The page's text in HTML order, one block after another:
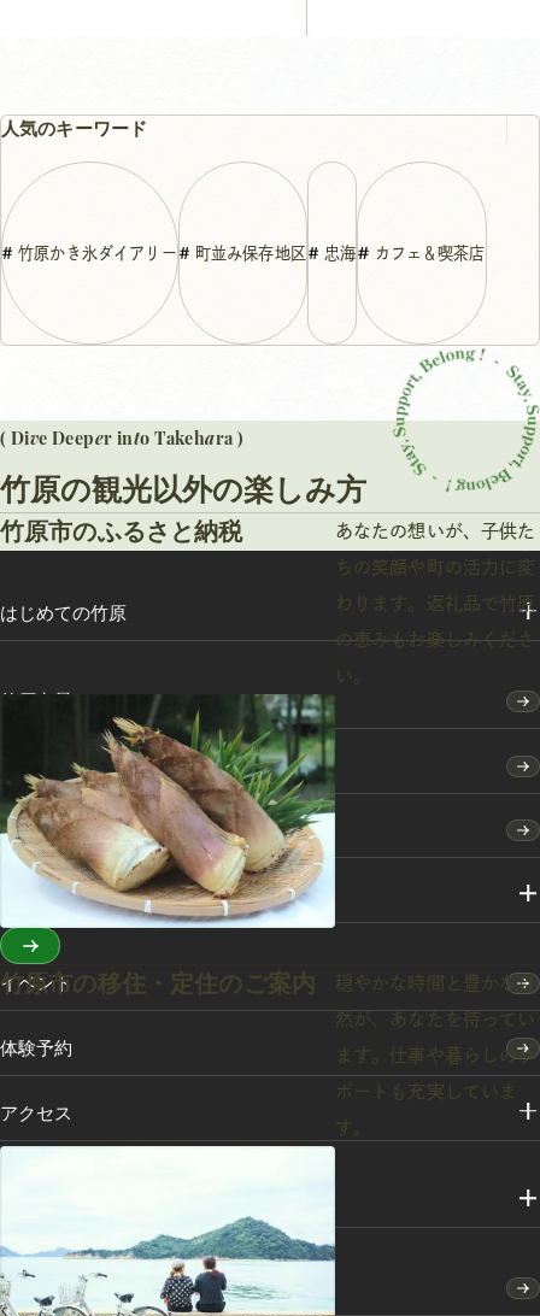
人気のキーワード
竹原かき氷ダイアリー 町並み保存地区 忠海 カフェ＆喫茶店
( Dive Deeper into Takehara )
竹原の観光以外の楽しみ方
竹原市のふるさと納税
あなたの想いが、子供た
ちの笑顔や町の活力に変
わります。返礼品で竹原
の恵みもお楽しみくださ
い。
竹原市の移住・定住のご案内
穏やかな時間と豊かな自
然が、あなたを待ってい
ます。仕事や暮らしのサ
ポートも充実していま
す。
はじめての竹原
モデルコース
特集
スポット・体験
イベント
体験予約
アクセス
竹原市のふるさと納税